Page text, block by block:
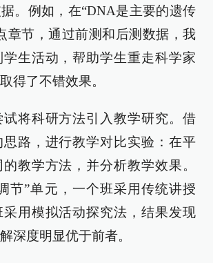
。例如，在“DNA是主要的遗传
章节，通过前测和后测数据，我
生活动，帮助学生重走科学家
得了不错效果。
试将科研方法引入教学研究。借
路，进行教学对比实验：在平
教学方法，并分析教学效果。
节”单元，一个班采用传统讲授
用模拟活动探究法，结果发现
深度明显优于前者。